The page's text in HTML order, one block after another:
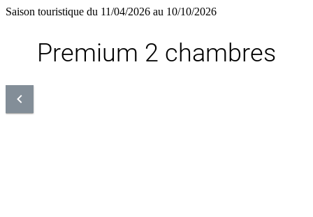
Saison touristique du 11/04/2026 au 10/10/2026
Premium 2 chambres